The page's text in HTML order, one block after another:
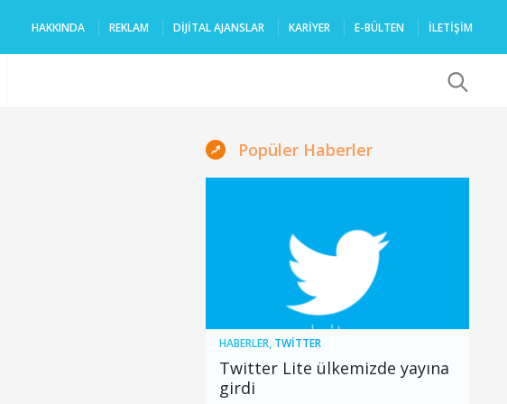
HAKKINDA REKLAM DIJITAL AJANSLAR KARIYER E-BÜLTEN İLETİŞİM
Popüler Haberler
HABERLER, TWITTER
Twitter Lite ülkemizde yayına
girdi